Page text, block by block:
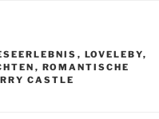
, LOVELEBY,
, ROMANTISCHE
CASTLE